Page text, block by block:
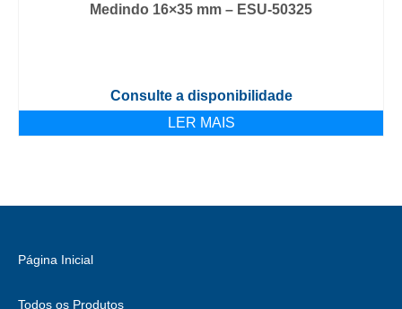
Medindo 16×35 mm – ESU-50325
Consulte a disponibilidade
LER MAIS
Página Inicial
Todos os Produtos